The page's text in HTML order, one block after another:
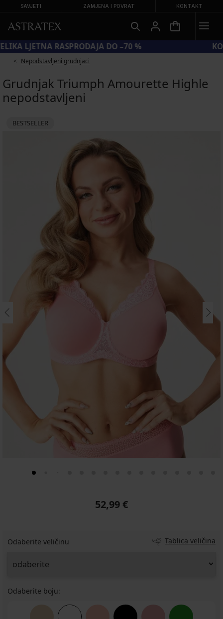
SAVJETI ZAMJENA I POVRAT KONTAKT
VELIKA LJETNA RASPRODAJA DO –70 %
Nepodstavljeni grudnjaci
Grudnjak Triumph Amourette Highle
nepodstavljeni
BESTSELLER
52,99 €
Odaberite veličinu Tablica veličina
Odaberite boju: